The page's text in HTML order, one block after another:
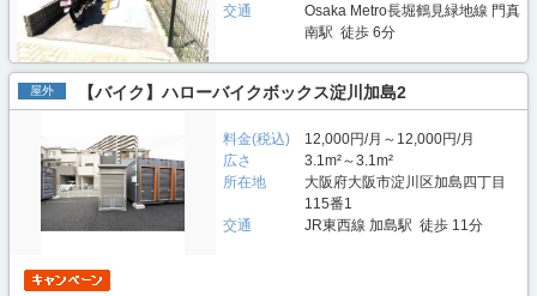
交通
Osaka Metro長堀鶴見緑地線 門真
南駅 徒歩 6分
屋外 【バイク】ハローバイクボックス淀川加島2
料金(税込)
12,000円/月～12,000円/月
広さ
3.1m²～3.1m²
所在地
大阪府大阪市淀川区加島四丁目
115番1
交通
JR東西線 加島駅 徒歩 11分